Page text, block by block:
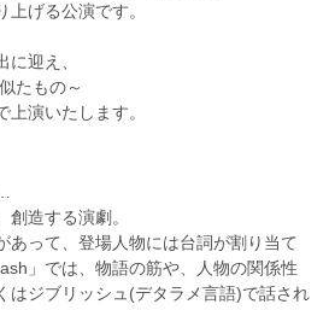
げる公演です。
迎え、
たもの～
演いたします。
造する演劇。
あって、登場人物には台詞が割り当て
」では、物語の筋や、人物の関係性
はジブリッシュ(デタラメ言語)で話され